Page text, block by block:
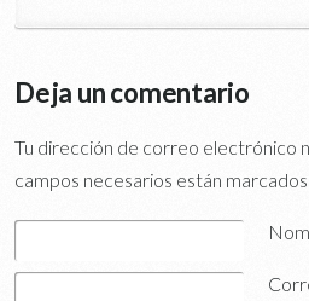
Deja un comentario
Tu dirección de correo electrónico
campos necesarios están marcados